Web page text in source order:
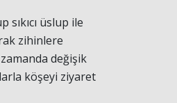
sıkıcı üslup ile
zihinlere
değişik
köşeyi ziyaret